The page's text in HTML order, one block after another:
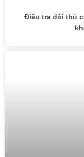
Điều tra đối thủ